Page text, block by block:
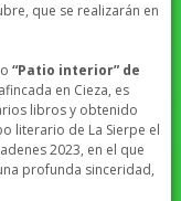
que se realizarán en
“Patio interior” de
en Cieza, es
libros y obtenido
literario de La Sierpe el
2023, en el que
profunda sinceridad,